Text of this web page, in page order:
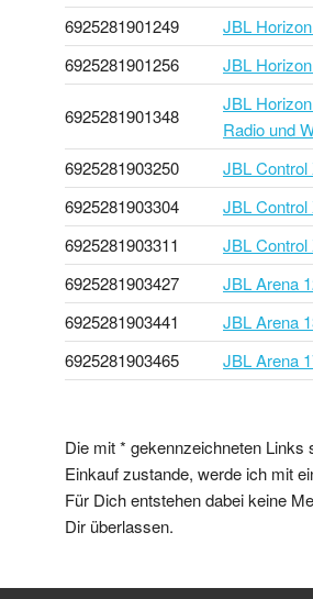
6925281901249
JBL
6925281901256
JBL
6925281901348
JBL
Radio und
6925281903250
JBL
6925281903304
JBL
6925281903311
JBL Control
6925281903427
JBL Arena
6925281903441
JBL Arena
6925281903465
JBL Arena
Die mit * gekennzeichneten
Einkauf zustande, werde ich mit
Für Dich entstehen dabei keine
Dir überlassen.